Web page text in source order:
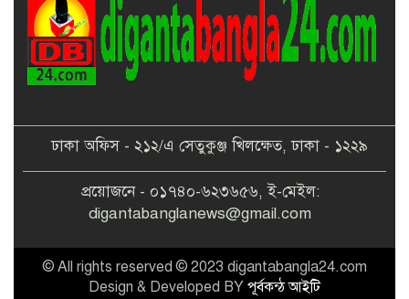
ঢাকা অফিস - ২১২/এ সেতুকুঞ্জ খিলক্ষেত, ঢাকা - ১২২৯
প্রয়োজনে - ০১৭৪০-৬২৩৬৫৬, ই-মেইল:
digantabanglanews@gmail.com
© All rights reserved © 2023 digantabangla24.com
Design & Developed BY পূর্বকন্ঠ আইটি